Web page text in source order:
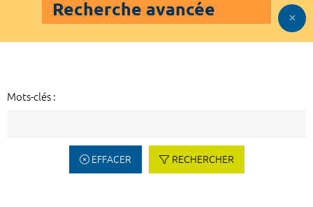
Recherche avancée
Mots-clés :
EFFACER RECHERCHER